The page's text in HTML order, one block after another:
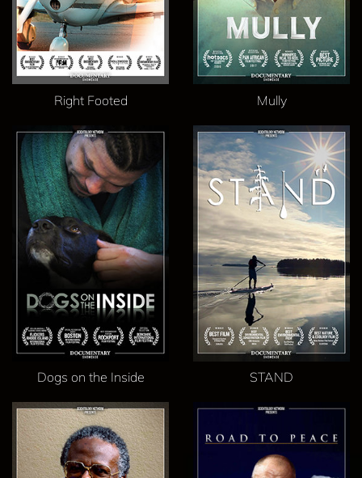
Right Footed Mully
Dogs on the Inside STAND